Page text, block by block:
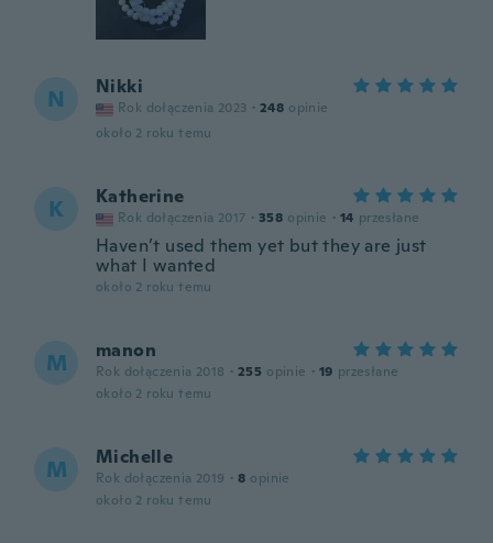
N Nikki
Rok dołączenia 2023 · 248 opinie
około 2 roku temu
K Katherine
Rok dołączenia 2017 · 358 opinie · 14 przesłane
Haven’t used them yet but they are just
what I wanted
około 2 roku temu
M manon
Rok dołączenia 2018 · 255 opinie · 19 przesłane
około 2 roku temu
M Michelle
Rok dołączenia 2019 · 8 opinie
około 2 roku temu